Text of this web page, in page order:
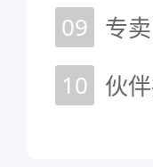
09 专
10